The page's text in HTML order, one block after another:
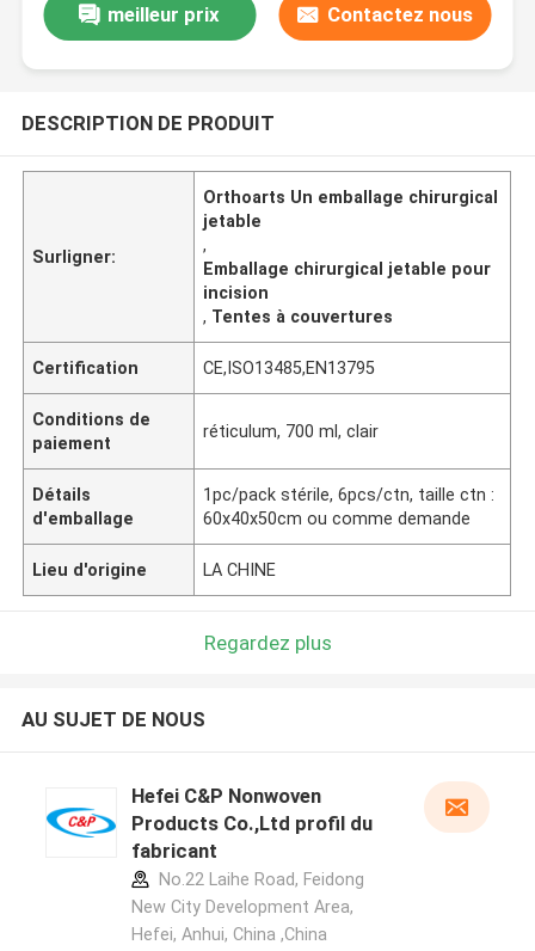
meilleur prix Contactez nous
DESCRIPTION DE PRODUIT
Surligner:
Orthoarts Un emballage chirurgical
jetable
,
Emballage chirurgical jetable pour
incision
, Tentes à couvertures
Certification CE,ISO13485,EN13795
Conditions de
paiement
réticulum, 700 ml, clair
Détails
d'emballage
1pc/pack stérile, 6pcs/ctn, taille ctn :
60x40x50cm ou comme demande
Lieu d'origine LA CHINE
Regardez plus
AU SUJET DE NOUS
Hefei C&P Nonwoven
Products Co.,Ltd profil du
fabricant
No.22 Laihe Road, Feidong
New City Development Area,
Hefei, Anhui, China ,China